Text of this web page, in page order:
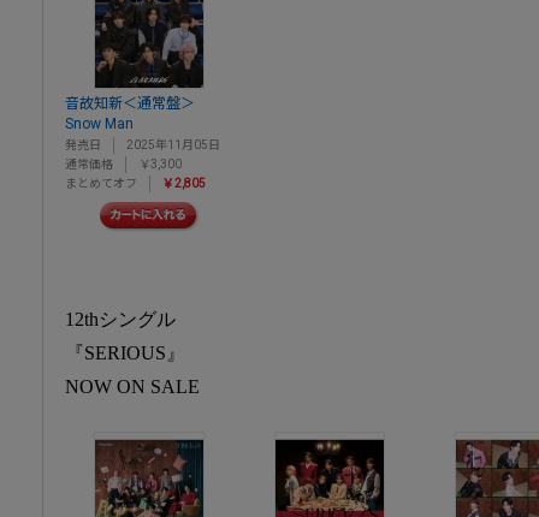
音故知新＜通常盤＞
Snow Man
発売日
2025年11月05日
通常価格
￥3,300
まとめてオフ
￥2,805
12thシングル
『SERIOUS』
NOW ON SALE